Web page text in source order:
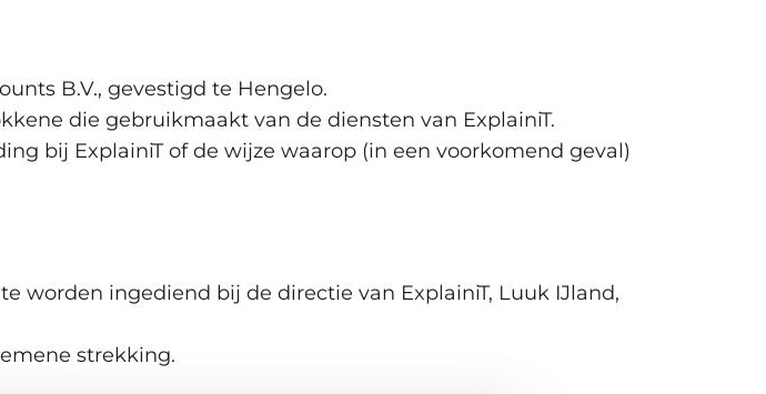
B.V., gevestigd te Hengelo.
die gebruikmaakt van de diensten van ExplainiT.
bij ExplainiT of de wijze waarop (in een voorkomend geval)
worden ingediend bij de directie van ExplainiT, Luuk IJland,
strekking.